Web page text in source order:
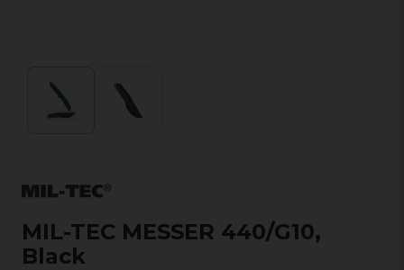
MIL-TEC MESSER 440/G10,
Black